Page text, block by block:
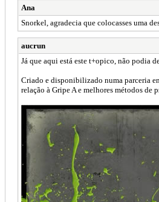
Ana
Snorkel, agradecia que colocasses uma
aucrun
Já que aqui está este t+opico, não podia
Criado e disponibilizado numa parceria
relação à Gripe A e melhores métodos de